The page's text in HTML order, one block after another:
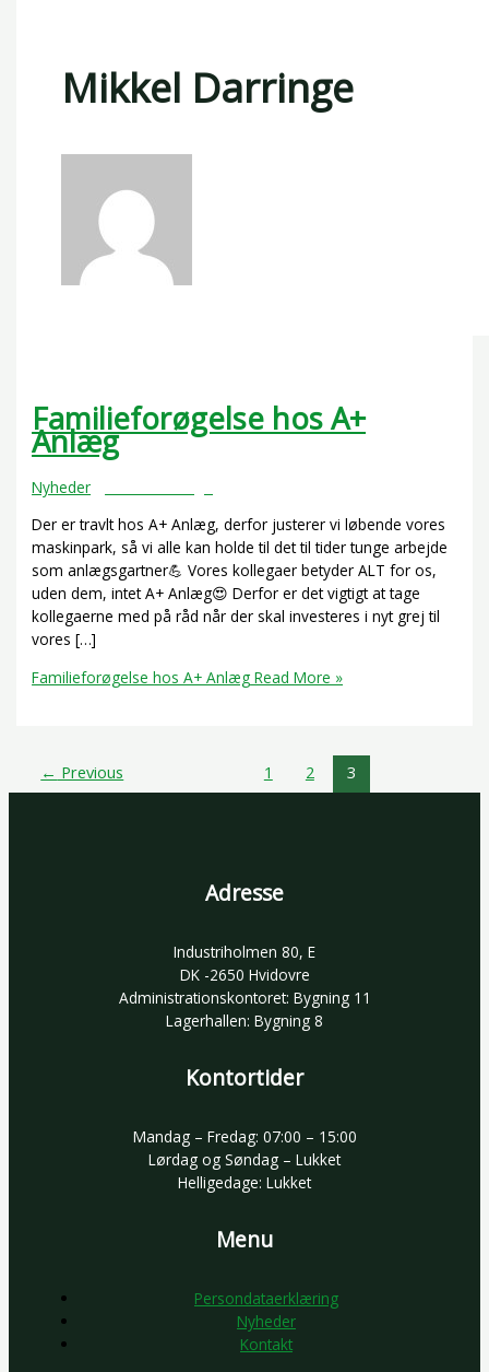
Mikkel Darringe
Familieforøgelse hos A+
Anlæg
Nyheder
Der er travlt hos A+ Anlæg, derfor justerer vi løbende vores
maskinpark, så vi alle kan holde til det til tider tunge arbejde
som anlægsgartner💪 Vores kollegaer betyder ALT for os,
uden dem, intet A+ Anlæg😍 Derfor er det vigtigt at tage
kollegaerne med på råd når der skal investeres i nyt grej til
vores […]
Familieforøgelse hos A+ Anlæg Read More »
← Previous 1 2 3
Adresse
Industriholmen 80, E
DK -2650 Hvidovre
Administrationskontoret: Bygning 11
Lagerhallen: Bygning 8
Kontortider
Mandag – Fredag: 07:00 – 15:00
Lørdag og Søndag – Lukket
Helligedage: Lukket
Menu
Persondataerklæring
Nyheder
Kontakt